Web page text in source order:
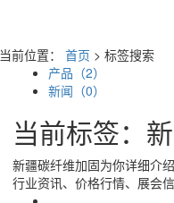
当前位置： 首页 > 标签搜索
产品（2）
新闻（0）
当前标签：
新疆碳纤维加固为你详细介绍
行业资讯、价格行情、展会